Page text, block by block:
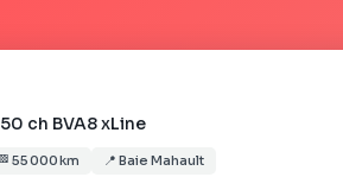
ch BVA8 xLine
🏁 55 000 km 📍 Baie Mahault